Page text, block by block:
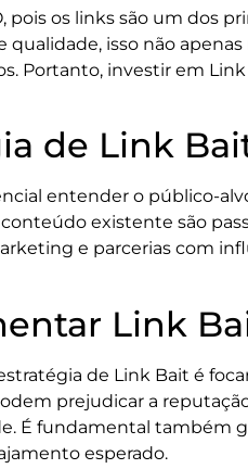
pois os links são um dos
isso não
Portanto, investir em
de Link
entender o público-
existente são
e parcerias com
Link
de Link Bait é
prejudicar a
É fundamental também
esperado.